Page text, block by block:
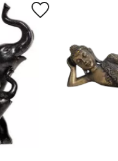
favorite_border